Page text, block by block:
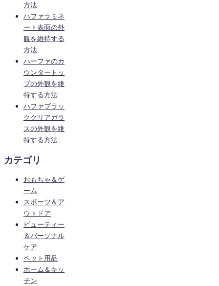
方法
ハファラミネ
ート表面の外
観を維持する
方法
ハーファのカ
ウンタートッ
プの外観を維
持する方法
ハファブラッ
ククリアガラ
スの外観を維
持する方法
カテゴリ
おもちゃ＆ゲ
ーム
スポーツ＆ア
ウトドア
ビューティー
＆パーソナル
ケア
ペット用品
ホーム＆キッ
チン